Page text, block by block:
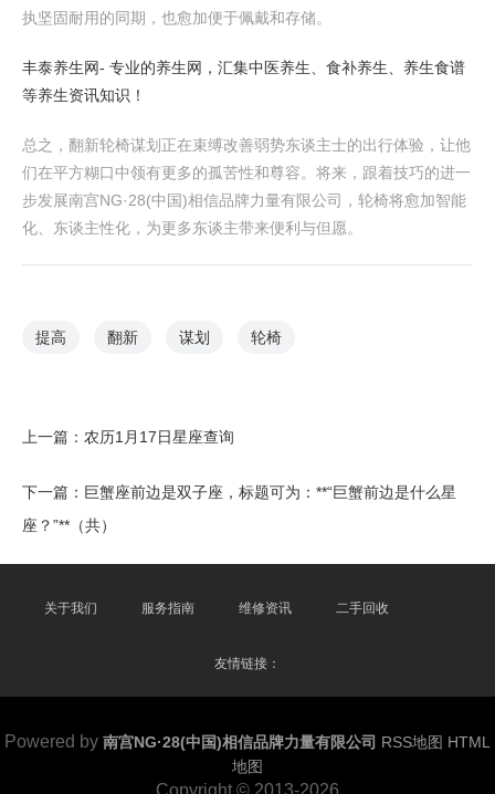
执坚固耐用的同期，也愈加便于佩戴和存储。
丰泰养生网- 专业的养生网，汇集中医养生、食补养生、养生食谱
等养生资讯知识！
总之，翻新轮椅谋划正在束缚改善弱势东谈主士的出行体验，让他
们在平方糊口中领有更多的孤苦性和尊容。将来，跟着技巧的进一
步发展南宫NG·28(中国)相信品牌力量有限公司，轮椅将愈加智能
化、东谈主性化，为更多东谈主带来便利与但愿。
提高 翻新 谋划 轮椅
上一篇： 农历1月17日星座查询
下一篇： 巨蟹座前边是双子座，标题可为：**“巨蟹前边是什么星
座？”**（共）
关于我们 服务指南 维修资讯 二手回收
友情链接：
Powered by 南宫NG·28(中国)相信品牌力量有限公司 RSS地图 HTML
地图
Copyright © 2013-2026